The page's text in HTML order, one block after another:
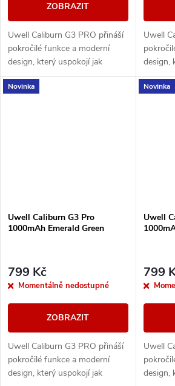
ZOBRAZIT
Uwell Caliburn G3 PRO přináší
pokročilé funkce a moderní
design, který uspokojí jak
začátečníky, tak pokročilé
vapery. S barevným LCD
Uwell
design,
vapery.
Novinka
Uwell Caliburn G3 Pro
1000mAh Emerald Green
799 Kč
Momentálně nedostupné
ZOBRAZIT
Uwell Caliburn G3 PRO přináší
pokročilé funkce a moderní
design, který uspokojí jak
Novinka
Uwell
799
Uwell
design,